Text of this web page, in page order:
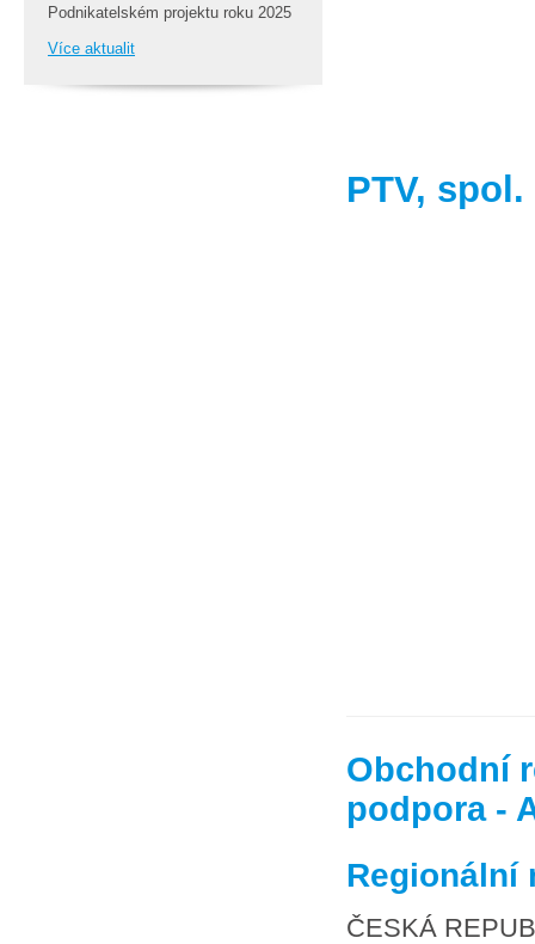
Podnikatelském projektu roku 2025
Více aktualit
PTV,
Obchodní
podpora -
Regionální
ČESKÁ